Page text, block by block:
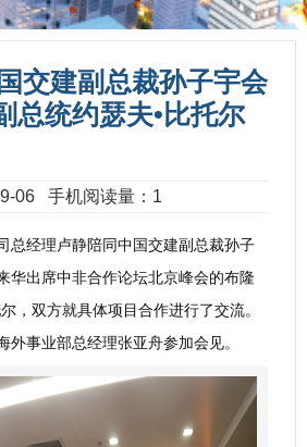
交建副总裁孙子宇会
总统约瑟夫•比托尔
06 手机阅读量：1
经理卢静陪同中国交建副总裁孙子
华出席中非合作论坛北京峰会的布隆
，双方就具体项目合作进行了交流。
外事业部总经理张亚舟参加会见。